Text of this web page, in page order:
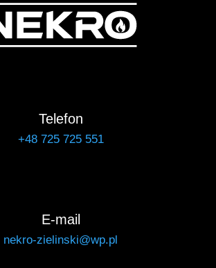
Telefon
+48 725 725 551
E-mail
nekro-zielinski@wp.pl